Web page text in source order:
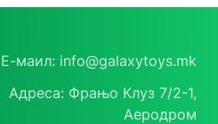
Е-маил: info@galaxytoys.mk
Адреса: Фрањо Клуз 7/2-1,
Аеродром